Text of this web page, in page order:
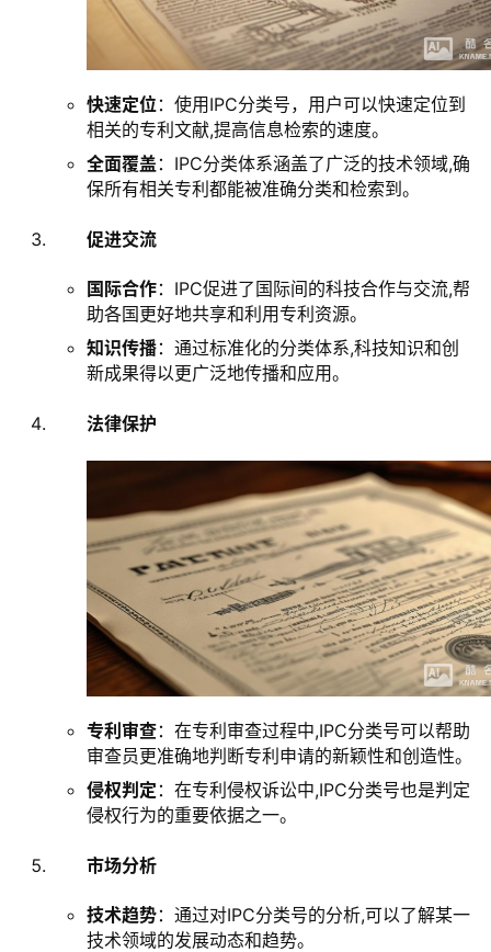
快速定位 ：使用IPC分类号，用户可以快速定位到
相关的专利文献,提高信息检索的速度。
全面覆盖 ：IPC分类体系涵盖了广泛的技术领域,确
保所有相关专利都能被准确分类和检索到。
促进交流
国际合作：IPC促进了国际间的科技合作与交流,帮
助各国更好地共享和利用专利资源。
知识传播：通过标准化的分类体系,科技知识和创
新成果得以更广泛地传播和应用。
法律保护
专利审查：在专利审查过程中,IPC分类号可以帮助
审查员更准确地判断专利申请的新颖性和创造性。
侵权判定 ：在专利侵权诉讼中,IPC分类号也是判定
侵权行为的重要依据之一。
市场分析
技术趋势：通过对IPC分类号的分析,可以了解某一
技术领域的发展动态和趋势。